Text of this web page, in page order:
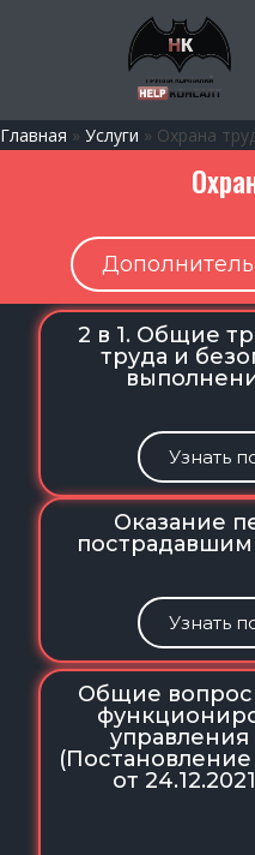
Главная » Услуги » Охрана
2 в 1. Общие
труда и
Узнать
Оказание
Узнать
Общие
от